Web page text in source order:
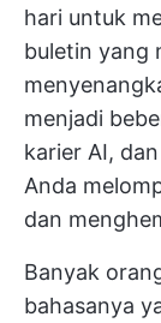
hari untuk
buletin yang
menjadi
karier AI,
Anda
dan
Banyak
bahasanya